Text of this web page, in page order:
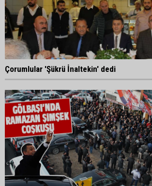
Çorumlular 'Şükrü İnaltekin' dedi